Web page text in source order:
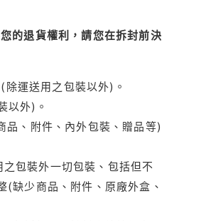
的退貨權利，請您在拆封前決
運送用之包裝以外)。
以外)。
、附件、內外包裝、贈品等)
包裝外一切包裝、包括但不
缺少商品、附件、原廠外盒、